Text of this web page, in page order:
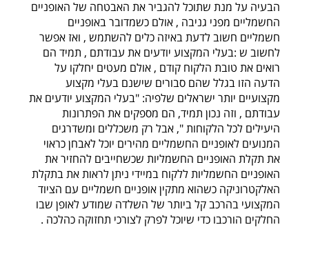
הבעיה על מנת שתוכל להגביר את האבטחה של האופניים
החשמליים מפני גניבה , אולם כשמדובר באופניים
חשמליים חשוב לדעת באיזה כלים להשתמש , ואז אפשר
לחשוב ש :בעלי המקצוע יודעים את עבודתם , תמיד הם
רואים את טובת הלקוח קודם , אולם מעטים יחלקו על
הדעה הזו בגלל שהם סבורים שישנם בעלי מקצוע
מקצועיים יותר ישראלים שלפיה: "בעלי המקצוע יודעים את
עבודתם , וזה נכון תמיד, הם מספקים את הפתרונות
היעילים לכל הלקוחות ", אבל רק משכללים ומשדרגים
המנועים לאופניים החשמליים מהירים יוכל לאבחן כראוי
את תקלת האופניים החשמליות שכשחייבים להחזיר את
האופניים החשמליות ללקוח במיידי ניתן לראות את בתקלת
האלקטרוניקה כשהוא מתקין אופניים חשמליים עם הציוד
המקצועי בהרכב קל ביותר של השלדה שמודע לאופן שבו
החלקים הורכבו כדי שיוכל לפרק לצורכי תחזוקה כהלכה .